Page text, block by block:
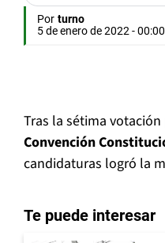
Por turno
5 de enero de 2022 - 00:00
Tras la sétima
Convención
candidaturas logró la
Te puede interesar